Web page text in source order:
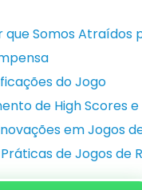
Somos Atraídos
do Jogo
de High Scores
em Jogos
de Jogos de